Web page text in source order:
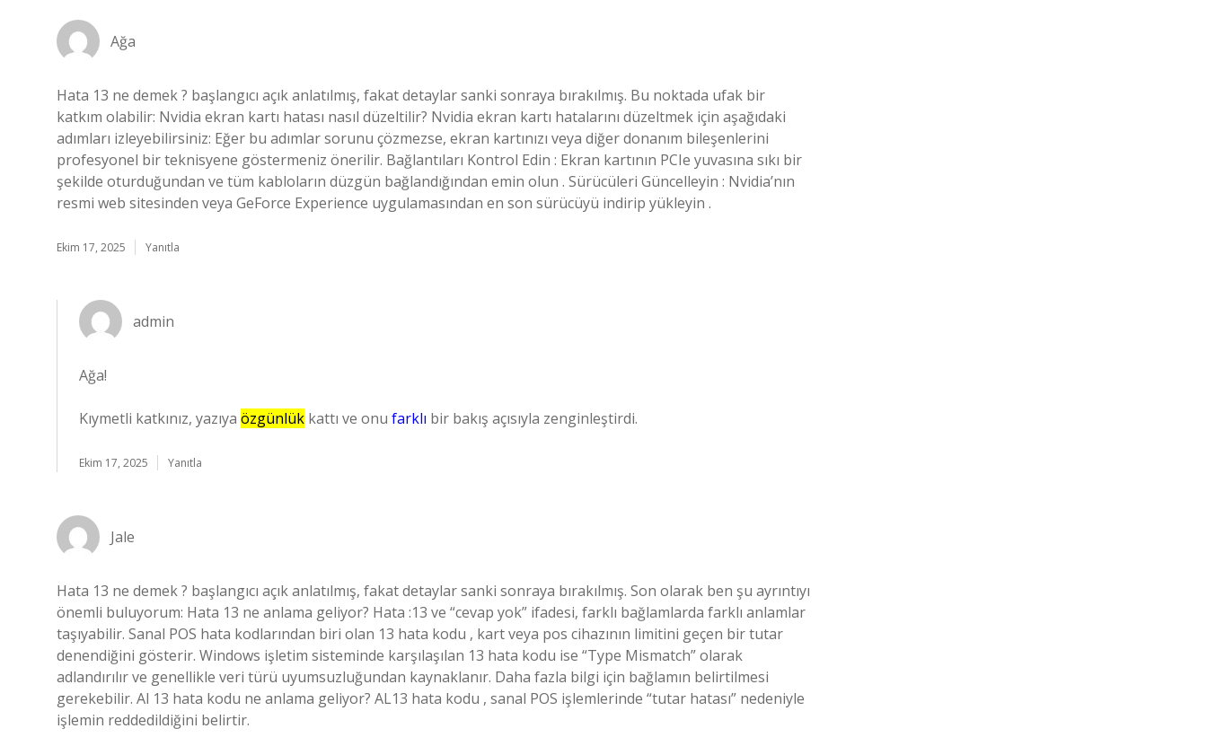
Ağa
Hata 13 ne demek ? başlangıcı açık anlatılmış, fakat detaylar sanki sonraya bırakılmış. Bu noktada ufak bir
katkım olabilir: Nvidia ekran kartı hatası nasıl düzeltilir? Nvidia ekran kartı hatalarını düzeltmek için aşağıdaki
adımları izleyebilirsiniz: Eğer bu adımlar sorunu çözmezse, ekran kartınızı veya diğer donanım bileşenlerini
profesyonel bir teknisyene göstermeniz önerilir. Bağlantıları Kontrol Edin : Ekran kartının PCIe yuvasına sıkı bir
şekilde oturduğundan ve tüm kabloların düzgün bağlandığından emin olun . Sürücüleri Güncelleyin : Nvidia’nın
resmi web sitesinden veya GeForce Experience uygulamasından en son sürücüyü indirip yükleyin .
Ekim 17, 2025 Yanıtla
admin
Ağa!
Kıymetli katkınız, yazıya özgünlük kattı ve onu farklı bir bakış açısıyla zenginleştirdi.
Ekim 17, 2025 Yanıtla
Jale
Hata 13 ne demek ? başlangıcı açık anlatılmış, fakat detaylar sanki sonraya bırakılmış. Son olarak ben şu ayrıntıyı
önemli buluyorum: Hata 13 ne anlama geliyor? Hata :13 ve “cevap yok” ifadesi, farklı bağlamlarda farklı anlamlar
taşıyabilir. Sanal POS hata kodlarından biri olan 13 hata kodu , kart veya pos cihazının limitini geçen bir tutar
denendiğini gösterir. Windows işletim sisteminde karşılaşılan 13 hata kodu ise “Type Mismatch” olarak
adlandırılır ve genellikle veri türü uyumsuzluğundan kaynaklanır. Daha fazla bilgi için bağlamın belirtilmesi
gerekebilir. Al 13 hata kodu ne anlama geliyor? AL13 hata kodu , sanal POS işlemlerinde “tutar hatası” nedeniyle
işlemin reddedildiğini belirtir.